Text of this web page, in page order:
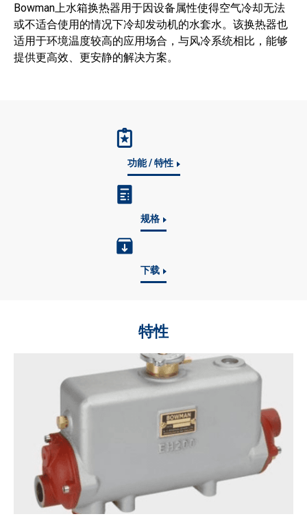
Bowman上水箱换热器用于因设备属性使得空气冷却无法
或不适合使用的情况下冷却发动机的水套水。该换热器也
适用于环境温度较高的应用场合，与风冷系统相比，能够
提供更高效、更安静的解决方案。
功能 / 特性
规格
下载
特性